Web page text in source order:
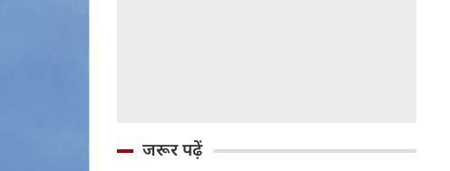
जरूर पढ़ें